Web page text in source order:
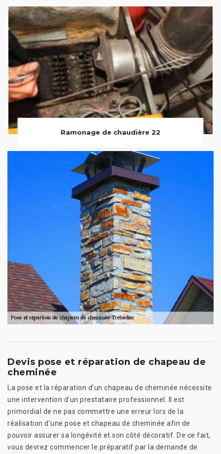
Ramonage de chaudière 22
Devis pose et réparation de chapeau de
cheminée
La pose et la réparation d’un chapeau de cheminée nécessite
une intervention d’un prestataire professionnel. Il est
primordial de ne pas commettre une erreur lors de la
réalisation d’une pose et chapeau de cheminée afin de
pouvoir assurer sa longévité et son côté décoratif. De ce fait,
vous devrez commencer le préparatif par la demande de